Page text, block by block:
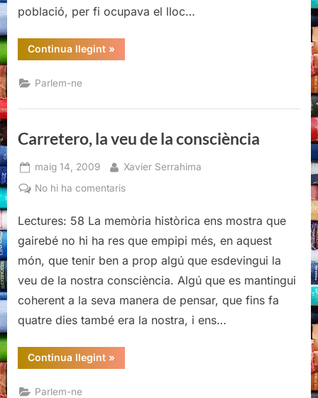
població, per fi ocupava el lloc…
Continua llegint“El
paper
l’església”
»
Parlem-ne
Carretero, la veu de la consciència
Posted
on
maig 14, 2009 By
Xavier Serrahima
No hi ha comentarisa
la
veu
la
consciència
Lectures: 58 La memòria històrica ens mostra que
gairebé no hi ha res que empipi més, en aquest
món, que tenir ben a prop algú que esdevingui la
veu de la nostra consciència. Algú que es mantingui
coherent a la seva manera de pensar, que fins fa
quatre dies també era la nostra, i ens…
Continua llegint“Carretero,
la
»
Parlem-ne